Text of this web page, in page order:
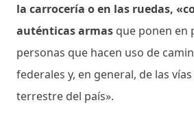
la carrocería o en las ruedas,
auténticas armas que ponen en
personas que hacen uso de
federales y, en general, de las
terrestre del país».